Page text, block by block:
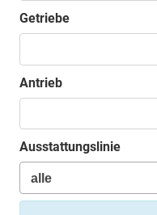
Getriebe
Antrieb
Ausstattungslinie